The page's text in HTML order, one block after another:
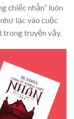
chiếc nhẫn” luôn
lạc vào cuộc
trong truyện vậy.